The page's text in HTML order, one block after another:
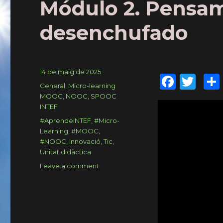
Módulo 2.
desenchufado
F
a
T
w
C
Posted
on
14 de maig de 2025
Categories
General Micro-learning
MOOC, NOOC, SPOOC
INTEF
Tags
#AprendeINTEF ,#Micro-
Learning ,#MOOC
#NOOC Innovació ,Tic
Unitat didàctica
Leave a comment